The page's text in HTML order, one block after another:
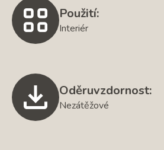
Použití:
Interiér
Oděruvzdornost:
Nezátěžové